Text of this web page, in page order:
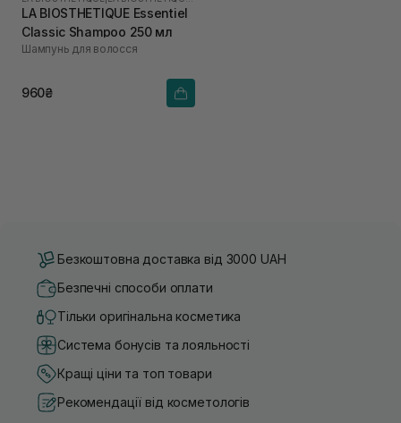
LA BIOSTHETIQUE Essentiel
Classic Shampoo 250 мл
Шампунь для волосся
960₴
Безкоштовна доставка від 3000 UAH
Безпечні способи оплати
Тільки оригінальна косметика
Система бонусів та лояльності
Кращі ціни та топ товари
Рекомендації від косметологів